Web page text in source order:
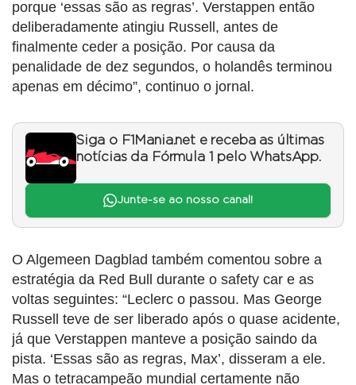
porque ‘essas são as regras’. Verstappen então
deliberadamente atingiu Russell, antes de
finalmente ceder a posição. Por causa da
penalidade de dez segundos, o holandês terminou
apenas em décimo”, continuo o jornal.
Siga o F1Mania.net e receba as últimas
notícias da Fórmula 1 pelo WhatsApp.
Junte-se ao nosso canal!
O Algemeen Dagblad também comentou sobre a
estratégia da Red Bull durante o safety car e as
voltas seguintes: “Leclerc o passou. Mas George
Russell teve de ser liberado após o quase acidente,
já que Verstappen manteve a posição saindo da
pista. ‘Essas são as regras, Max’, disseram a ele.
Mas o tetracampeão mundial certamente não